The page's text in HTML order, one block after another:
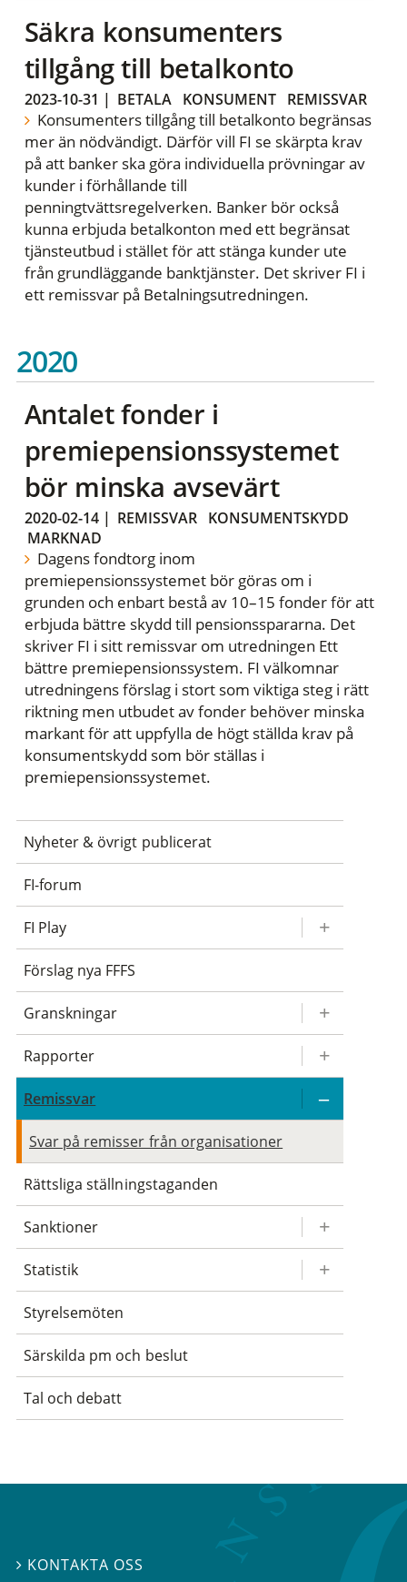
Säkra konsumenters
tillgång till betalkonto
2023-10-31 | BETALA KONSUMENT REMISSVAR
Konsumenters tillgång till betalkonto begränsas
mer än nödvändigt. Därför vill FI se skärpta krav
på att banker ska göra individuella prövningar av
kunder i förhållande till
penningtvättsregelverken. Banker bör också
kunna erbjuda betalkonton med ett begränsat
tjänsteutbud i stället för att stänga kunder ute
från grundläggande banktjänster. Det skriver FI i
ett remissvar på Betalningsutredningen.
2020
Antalet fonder i
premiepensionssystemet
bör minska avsevärt
2020-02-14| REMISSVAR
KONSUMENTSKYDD
MARKNAD
Dagens fondtorg inom
premiepensionssystemet bör göras om i
grunden och enbart bestå av 10–15 fonder för att
erbjuda bättre skydd till pensionsspararna. Det
skriver FI i sitt remissvar om utredningen Ett
bättre premiepensionssystem. FI välkomnar
utredningens förslag i stort som viktiga steg i rätt
riktning men utbudet av fonder behöver minska
markant för att uppfylla de högt ställda krav på
konsumentskydd som bör ställas i
premiepensionssystemet.
Nyheter & övrigt publicerat
FI-forum
FI Play
Förslag nya FFFS
Granskningar
Rapporter
Remissvar
Svar på remisser från organisationer
Rättsliga ställningstaganden
Sanktioner
Statistik
Styrelsemöten
Särskilda pm och beslut
Tal och debatt
 KONTAKTA OSS